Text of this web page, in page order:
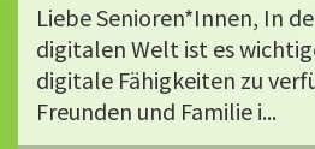
Liebe Senioren*Innen, In
digitalen Welt ist es
digitale Fähigkeiten zu
Freunden und Familie i...